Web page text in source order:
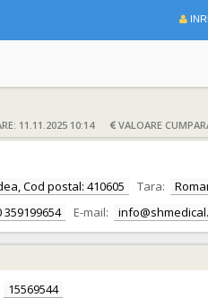
11.11.2025 10:14 VALOARE
Cod postal: 410605 Tara:
359199654 E-mail:
15569544